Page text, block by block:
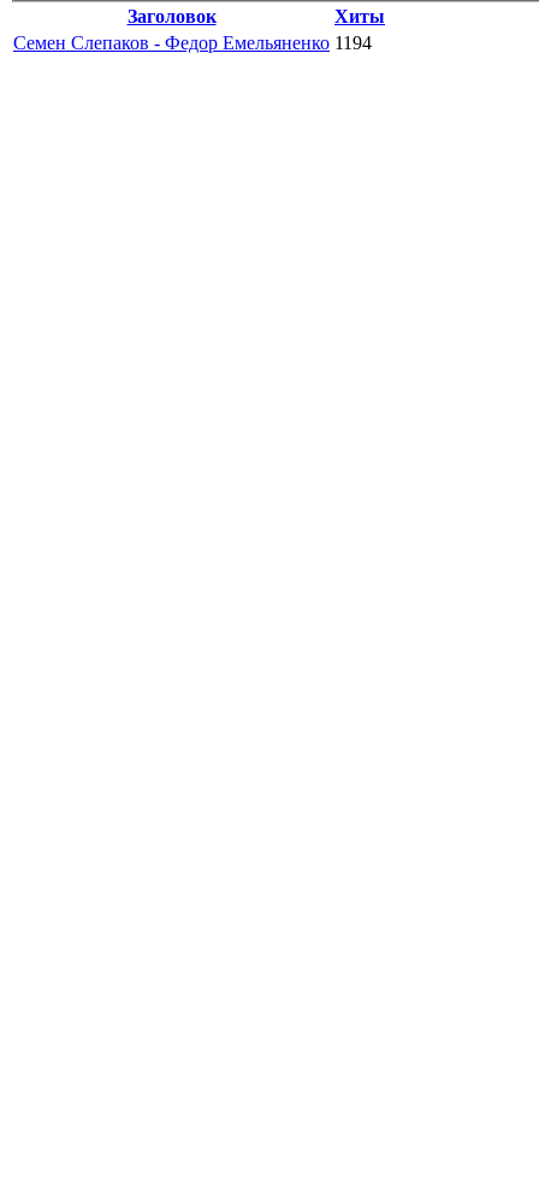
Заголовок
Хиты
Семен Слепаков - Федор Емельяненко 1194